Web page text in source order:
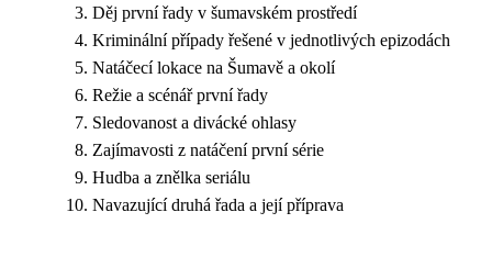
Děj první řady v šumavském prostředí
Kriminální případy řešené v jednotlivých epizodách
Natáčecí lokace na Šumavě a okolí
Režie a scénář první řady
Sledovanost a divácké ohlasy
Zajímavosti z natáčení první série
Hudba a znělka seriálu
Navazující druhá řada a její příprava